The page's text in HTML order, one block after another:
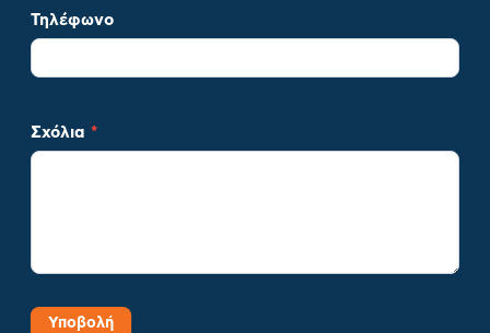
Τηλέφωνο
Σχόλια *
Υποβολή